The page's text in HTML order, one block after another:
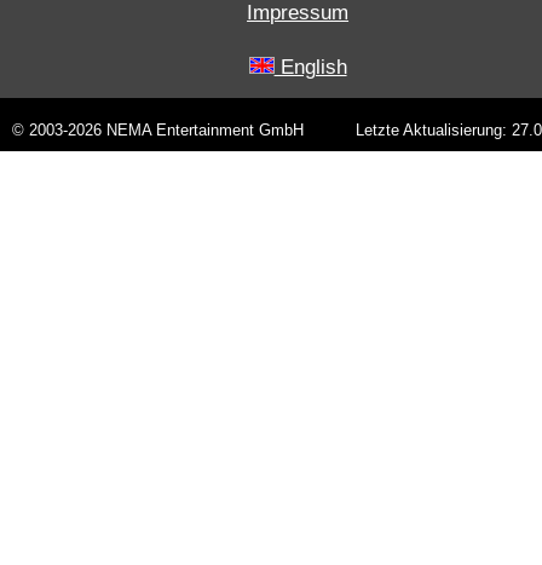
Impressum
English
© 2003-2026 NEMA Entertainment GmbH Letzte Aktualisierung: